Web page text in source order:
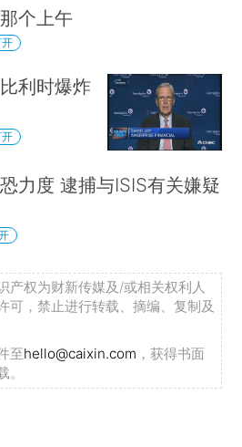
个上午
利时爆炸
力度 逮捕与ISIS有关嫌疑
产权为财新传媒及/或相关权利人
可，禁止进行转载、摘编、复制及
至hello@caixin.com ，获得书面